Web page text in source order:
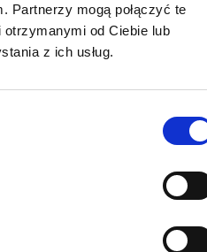
Partnerzy mogą połączyć te
od Ciebie lub
z ich usług.
w